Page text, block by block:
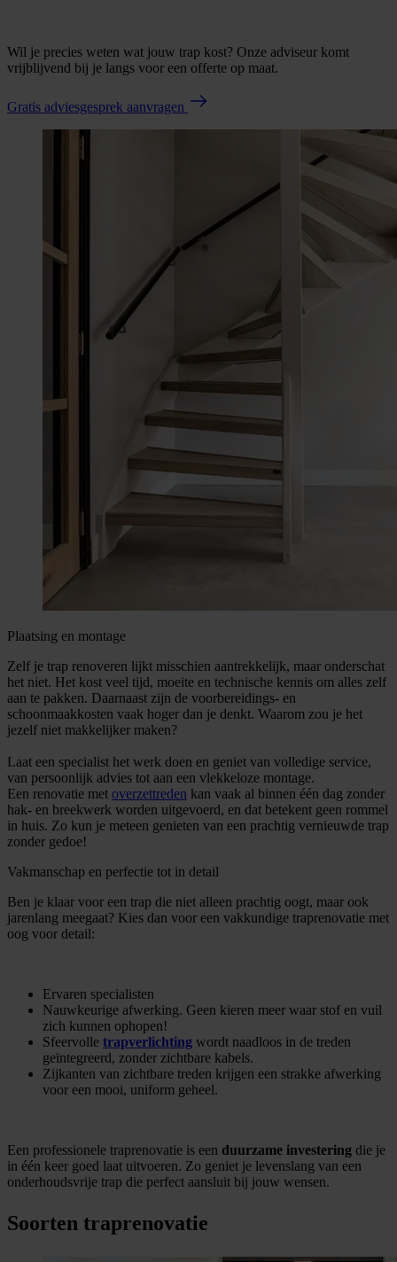
Wil je precies weten wat jouw trap kost? Onze adviseur komt
vrijblijvend bij je langs voor een offerte op maat.
Gratis adviesgesprek aanvragen
Plaatsing en montage
Zelf je trap renoveren lijkt misschien aantrekkelijk, maar onderschat
het niet. Het kost veel tijd, moeite en technische kennis om alles zelf
aan te pakken. Daarnaast zijn de voorbereidings- en
schoonmaakkosten vaak hoger dan je denkt. Waarom zou je het
jezelf niet makkelijker maken?
Laat een specialist het werk doen en geniet van volledige service,
van persoonlijk advies tot aan een vlekkeloze montage.
Een renovatie met overzettreden kan vaak al binnen één dag zonder
hak- en breekwerk worden uitgevoerd, en dat betekent geen rommel
in huis. Zo kun je meteen genieten van een prachtig vernieuwde trap
zonder gedoe!
Vakmanschap en perfectie tot in detail
Ben je klaar voor een trap die niet alleen prachtig oogt, maar ook
jarenlang meegaat? Kies dan voor een vakkundige traprenovatie met
oog voor detail:
Ervaren specialisten
Nauwkeurige afwerking. Geen kieren meer waar stof en vuil
zich kunnen ophopen!
Sfeervolle trapverlichting wordt naadloos in de treden
geïntegreerd, zonder zichtbare kabels.
Zijkanten van zichtbare treden krijgen een strakke afwerking
voor een mooi, uniform geheel.
Een professionele traprenovatie is een duurzame investering die je
in één keer goed laat uitvoeren. Zo geniet je levenslang van een
onderhoudsvrije trap die perfect aansluit bij jouw wensen.
Soorten traprenovatie